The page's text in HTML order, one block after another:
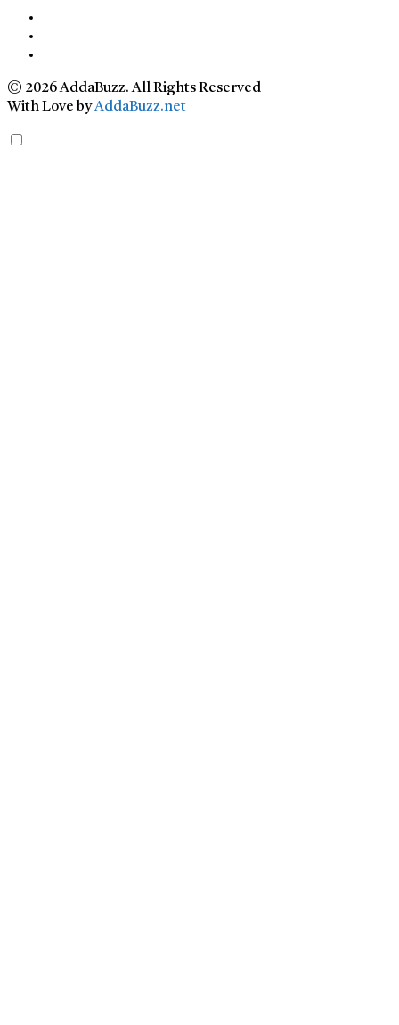
© 2026 AddaBuzz. All Rights Reserved
With Love byAddaBuzz.net